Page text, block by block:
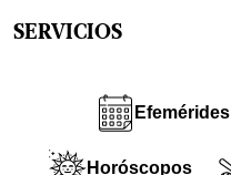
SERVICIOS
Efemérides
Horóscopos